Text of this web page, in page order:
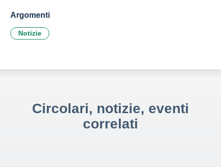
Argomenti
Notizie
Circolari, notizie, eventi
correlati